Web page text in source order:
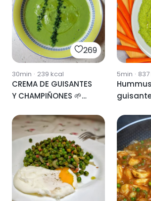
269
30min · 239 kcal
CREMA DE GUISANTES
Y CHAMPIÑONES 🌱
5min · 837